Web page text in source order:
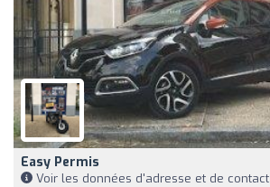
Easy Permis
Voir les données d'adresse et de contact